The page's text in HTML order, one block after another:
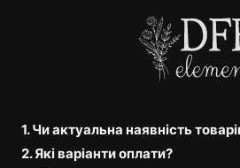
1. Чи актуальна наявність
2. Які варіанти оплати?